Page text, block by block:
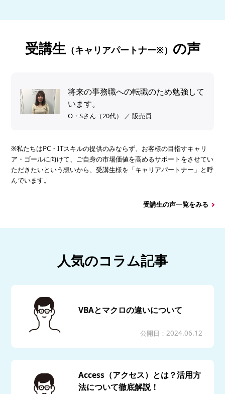
受講生（キャリアパートナー※） の声
将来の事務職への転職のため勉強して
います。
O・Sさん（20代） ／ 販売員
※私たちはPC・ITスキルの提供のみならず、お客様の目指すキャリ
ア・ゴールに向けて、ご自身の市場価値を高めるサポートをさせてい
ただきたいという想いから、受講生様を「キャリアパートナー」と呼
んでいます。
受講生の声一覧をみる
人気のコラム記事
VBAとマクロの違いについて
公開日：2024.06.12
Access（アクセス）とは？活用方
法について徹底解説！